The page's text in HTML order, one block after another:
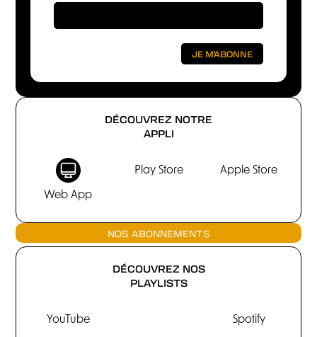
DÉCOUVREZ NOTRE
APPLI
Web App
Play Store Apple Store
NOS ABONNEMENTS
DÉCOUVREZ NOS
PLAYLISTS
YouTube Spotify